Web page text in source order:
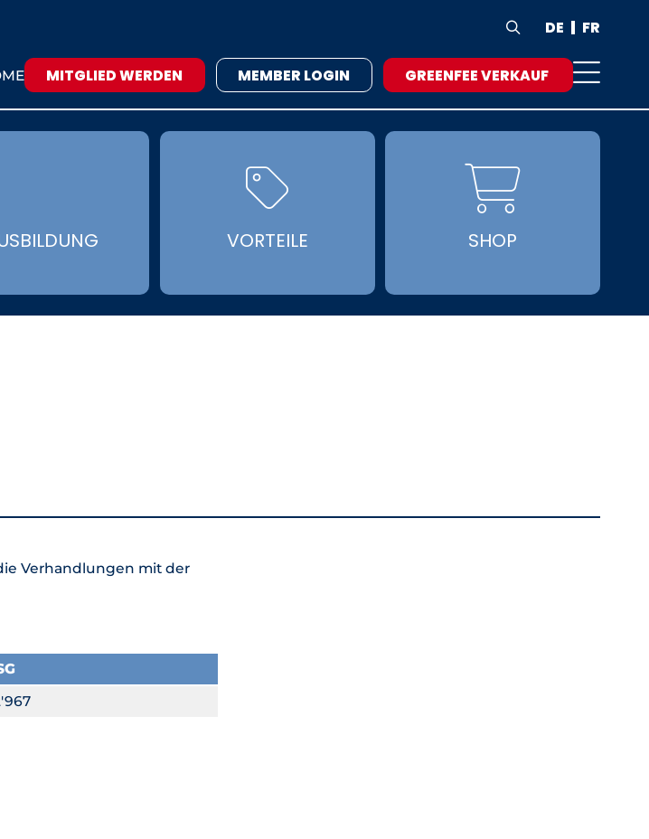
 DE FR
MITGLIED WERDEN MEMBER LOGIN GREENFEE VERKAUF

VORTEILE

SHOP
Verhandlungen mit der